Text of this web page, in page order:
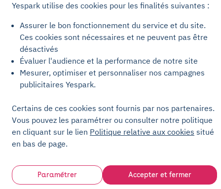
Paramètres des cookies
Charte de transparence
Yespark utilise des cookies pour les finalités suivantes :
Assurer le bon fonctionnement du service et du site.
Ces cookies sont nécessaires et ne peuvent pas être
désactivés
Évaluer l'audience et la performance de notre site
Mesurer, optimiser et personnaliser nos campagnes
publicitaires Yespark.
Certains de ces cookies sont fournis par nos partenaires.
Vous pouvez les paramétrer ou consulter notre politique
en cliquant sur le lien Politique relative aux cookies situé
en bas de page.
Paramétrer Accepter et fermer